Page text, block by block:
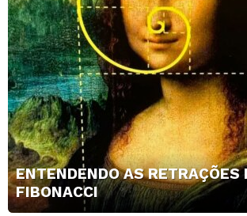
ENTENDENDO AS RETRAÇÕES
FIBONACCI